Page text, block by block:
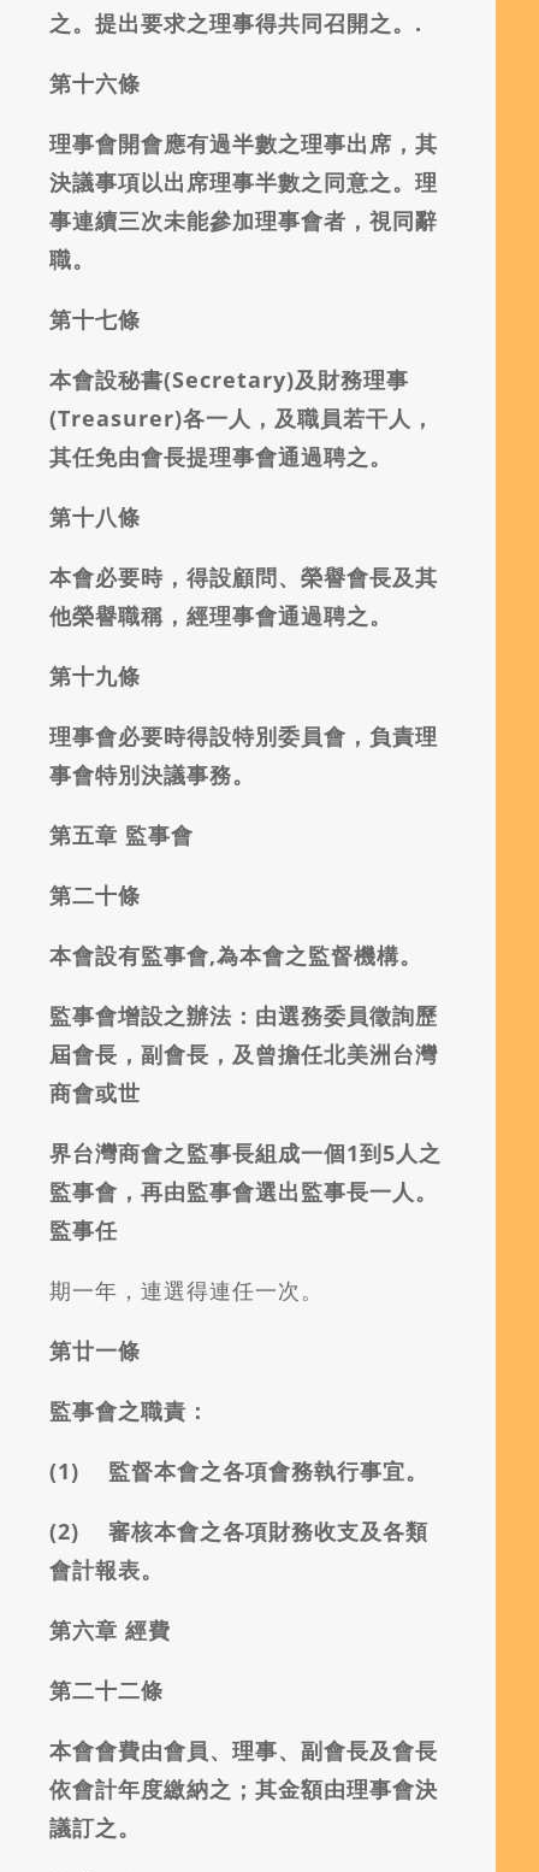
之。提出要求之理事得共同召開之。.
第十六條
理事會開會應有過半數之理事出席，其
決議事項以出席理事半數之同意之。理
事連續三次未能參加理事會者，視同辭
職。
第十七條
本會設秘書(Secretary)及財務理事
(Treasurer)各一人，及職員若干人，
其任免由會長提理事會通過聘之。
第十八條
本會必要時，得設顧問、榮譽會長及其
他榮譽職稱，經理事會通過聘之。
第十九條
理事會必要時得設特別委員會，負責理
事會特別決議事務。
第五章 監事會
第二十條
本會設有監事會,為本會之監督機構。
監事會增設之辦法：由選務委員徵詢歷
屆會長，副會長，及曾擔任北美洲台灣
商會或世
界台灣商會之監事長組成一個1到5人之
監事會，再由監事會選出監事長一人。
監事任
期一年，連選得連任一次。
第廿一條
監事會之職責：
(1) 監督本會之各項會務執行事宜。
(2)
審核本會之各項財務收支及各類
會計報表。
第六章 經費
第二十二條
本會會費由會員、理事、副會長及會長
依會計年度繳納之；其金額由理事會決
議訂之。